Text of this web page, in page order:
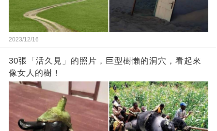
2023/12/16
30張「活久見」的照片，巨型樹懶的洞穴，看起來
像女人的樹！